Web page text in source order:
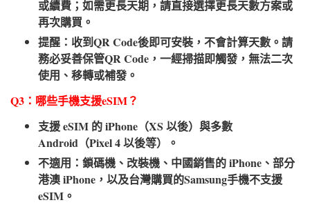
或續費；如需更長天期，請直接選擇更長天數方案或
再次購買。
提醒：收到QR Code後即可安裝，不會計算天數。請
務必妥善保管QR Code，一經掃描即觸發，無法二次
使用、移轉或補發。
Q3：哪些手機支援eSIM？​
支援 eSIM 的 iPhone（XS 以後）與多數
Android（Pixel 4 以後等）。
不適用：鎖碼機、改裝機、中國銷售的 iPhone、部分
港澳 iPhone，以及台灣購買的Samsung手機不支援
eSIM。